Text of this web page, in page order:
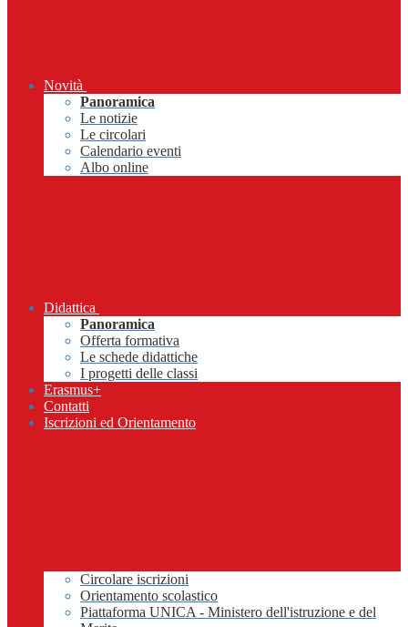
Novità
Panoramica
Le notizie
Le circolari
Calendario eventi
Albo online
Didattica
Panoramica
Offerta formativa
Le schede didattiche
I progetti delle classi
Erasmus+
Contatti
Iscrizioni ed Orientamento
Circolare iscrizioni
Orientamento scolastico
Piattaforma UNICA - Ministero dell'istruzione e del